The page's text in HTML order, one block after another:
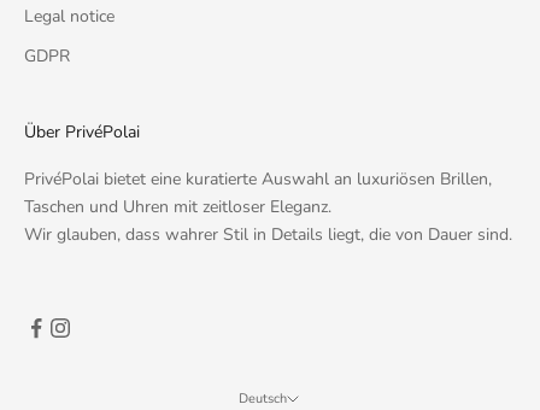
Legal notice
GDPR
Über PrivéPolai
PrivéPolai bietet eine kuratierte Auswahl an luxuriösen Brillen,
Taschen und Uhren mit zeitloser Eleganz.
Wir glauben, dass wahrer Stil in Details liegt, die von Dauer sind.
Deutsch